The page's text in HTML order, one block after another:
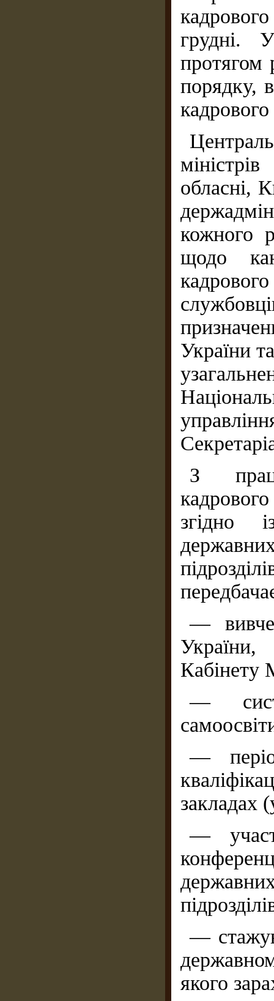
грудні.
протягом
порядку,
кадрового
обласні,
кожного
щодо
України
З
згідно
—
Кабінету
—
—
закладах
—
—
якого